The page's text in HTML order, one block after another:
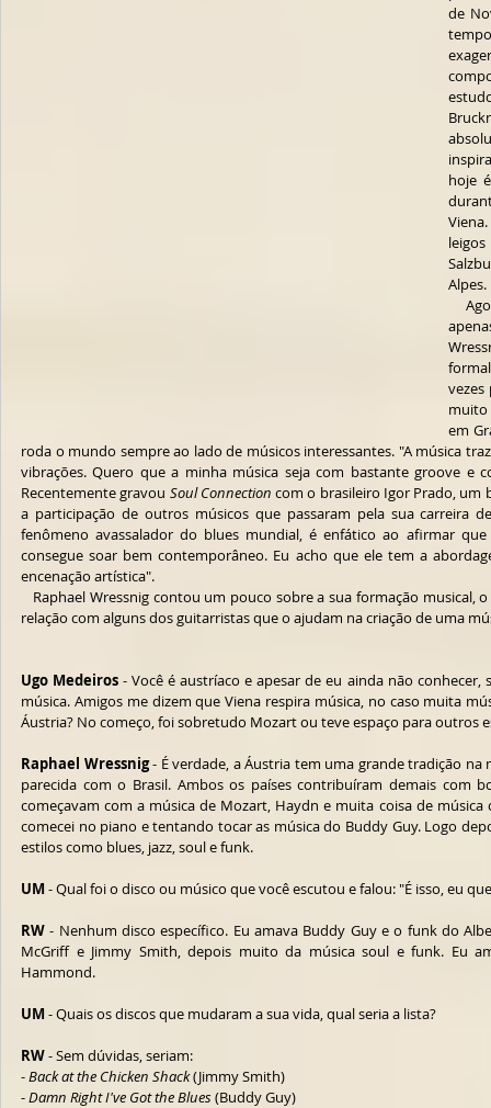
de
hoje
Alpes.
vezes
muito
em
roda o mundo sempre ao lado de músicos interessantes. "A música
vibrações. Quero que a minha música seja com bastante groove e
Recentemente gravou Soul Connection com o brasileiro Igor Prado,
a participação de outros músicos que passaram pela sua carreira
fenômeno avassalador do blues mundial, é enfático ao afirmar
consegue soar bem contemporâneo. Eu acho que ele tem a
encenação artística".
relação com alguns dos guitarristas que o ajudam na criação de uma
Ugo Medeiros - Você é austríaco e apesar de eu ainda não
música. Amigos me dizem que Viena respira música, no caso muita
Áustria? No começo, foi sobretudo Mozart ou teve espaço para outros
Raphael Wressnig - É verdade, a Áustria tem uma grande tradição na
parecida com o Brasil. Ambos os países contribuíram demais com
começavam com a música de Mozart, Haydn e muita coisa de música
comecei no piano e tentando tocar as música do Buddy Guy. Logo
estilos como blues, jazz, soul e funk.
UM - Qual foi o disco ou músico que você escutou e falou: "É isso, eu
RW - Nenhum disco específico. Eu amava Buddy Guy e o funk do
McGriff e Jimmy Smith, depois muito da música soul e funk. Eu
Hammond.
UM - Quais os discos que mudaram a sua vida, qual seria a lista?
RW - Sem dúvidas, seriam:
- Back at the Chicken Shack (Jimmy Smith)
- Damn Right I've Got the Blues (Buddy Guy)